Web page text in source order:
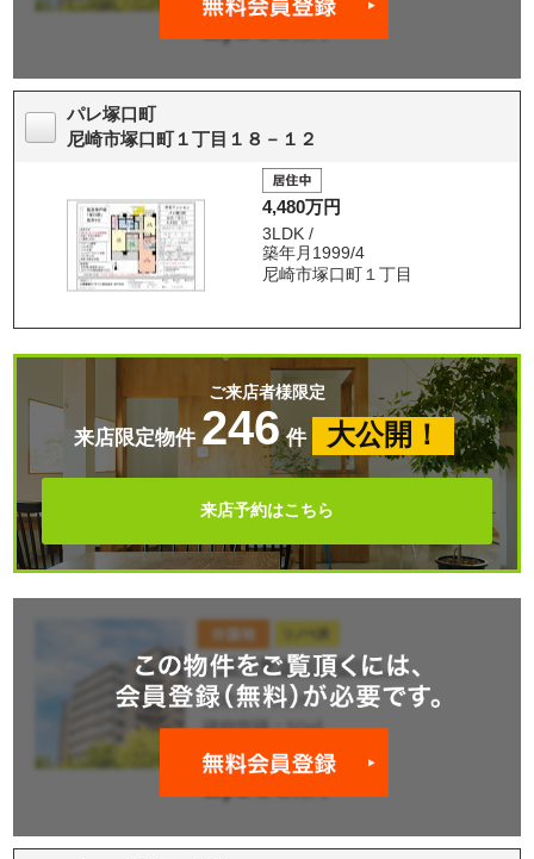
パレ塚口町
尼崎市塚口町１丁目１８－１２
4,480万円
3LDK /
築年月1999/4
尼崎市塚口町１丁目
ご来店者様限定
来店限定物件 246 件 大公開！
来店予約はこちら